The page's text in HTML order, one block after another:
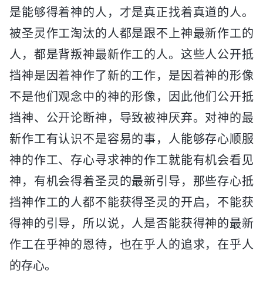
是能够得着神的人，才是真正找着真道的人。
被圣灵作工淘汰的人都是跟不上神最新作工的
人，都是背叛神最新作工的人。这些人公开抵
挡神是因着神作了新的工作，是因着神的形像
不是他们观念中的神的形像，因此他们公开抵
挡神、公开论断神，导致被神厌弃。对神的最
新作工有认识不是容易的事，人能够存心顺服
神的作工、存心寻求神的作工就能有机会看见
神，有机会得着圣灵的最新引导，那些存心抵
挡神作工的人都不能获得圣灵的开启，不能获
得神的引导，所以说，人是否能获得神的最新
作工在乎神的恩待，也在乎人的追求，在乎人
的存心。